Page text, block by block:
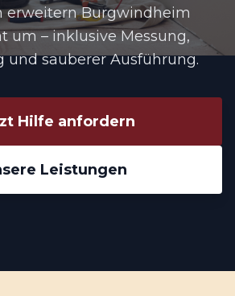
erweitern Burgwindheim
um – inklusive Messung,
und sauberer Ausführung.
Hilfe anfordern
Leistungen